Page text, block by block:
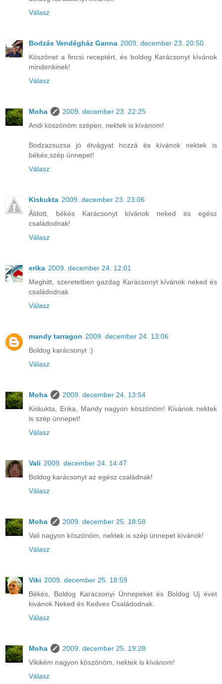
Válasz
Bodzás Vendégház Ganna 2009. december 23. 20:50
Köszönet a fincsi receptért, és boldog Karácsonyt kívánok
mindenkinek!
Válasz
Moha
2009. december 23. 22:25
Andi köszönöm szépen, nektek is kívánom!
Bodzazsuzsa jó étvágyat hozzá és kívánok nektek is
békés,szép ünnepet!
Válasz
Kiskukta 2009. december 23. 23:06
Áldott, békés Karácsonyt kívánok neked és egész
családodnak!
Válasz
erika 2009. december 24. 12:01
Meghitt, szeretetben gazdag Karácsonyt kívánok neked és
családodnak
Válasz
mandy tarragon 2009. december 24. 13:06
Boldog karácsonyt :)
Válasz
Moha
2009. december 24. 13:54
Kiskukta, Erika, Mandy nagyon köszönöm! Kívánok nektek
is szép ünnepet!
Válasz
Vali 2009. december 24. 14:47
Boldog karácsonyt az egész családnak!
Válasz
Moha
2009. december 25. 18:58
Vali nagyon köszönöm, nektek is szép ünnepet kívánok!
Válasz
Viki 2009. december 25. 18:59
Békés, Boldog Karácsonyi Ünnepeket és Boldog Uj évet
kivánok Neked és Kedves Családodnak.
Válasz
Moha
2009. december 25. 19:28
Vikikém nagyon köszönöm, nektek is kívánom!
Válasz